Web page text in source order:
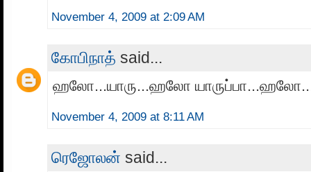
November 4, 2009 at 2:09 AM
கோபிநாத் said...
ஹலோ...யாரு...ஹலோ
November 4, 2009 at 8:11 AM
ரெஜோலன் said...